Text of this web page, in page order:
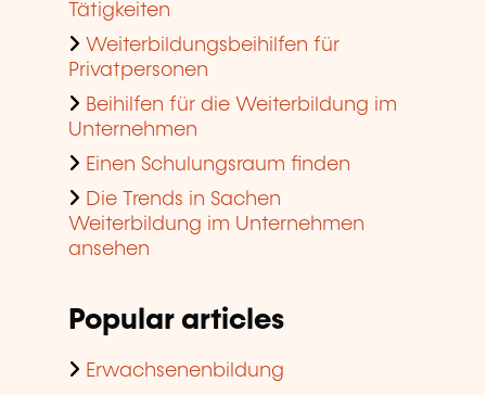
Tätigkeiten
Weiterbildungsbeihilfen für
Privatpersonen
Beihilfen für die Weiterbildung im
Unternehmen
Einen Schulungsraum finden
Die Trends in Sachen
Weiterbildung im Unternehmen
ansehen
Popular articles
Erwachsenenbildung